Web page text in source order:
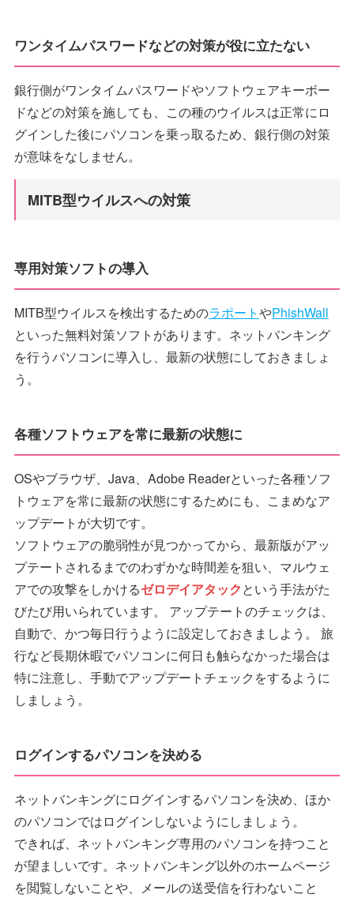
ワンタイムパスワードなどの対策が役に立たない
銀行側がワンタイムパスワードやソフトウェアキーボー
ドなどの対策を施しても、この種のウイルスは正常にロ
グインした後にパソコンを乗っ取るため、銀行側の対策
が意味をなしません。
MITB型ウイルスへの対策
専用対策ソフトの導入
MITB型ウイルスを検出するためのラポートやPhishWall
といった無料対策ソフトがあります。ネットバンキング
を行うパソコンに導入し、最新の状態にしておきましょ
う。
各種ソフトウェアを常に最新の状態に
OSやブラウザ、Java、Adobe Readerといった各種ソフ
トウェアを常に最新の状態にするためにも、こまめなア
ップデートが大切です。
ソフトウェアの脆弱性が見つかってから、最新版がアッ
プテートされるまでのわずかな時間差を狙い、マルウェ
アでの攻撃をしかけるゼロデイアタックという手法がた
びたび用いられています。 アップテートのチェックは、
自動で、かつ毎日行うように設定しておきましよう。 旅
行など長期休暇でパソコンに何日も触らなかった場合は
特に注意し、手動でアップデートチェックをするように
しましょう。
ログインするパソコンを決める
ネットバンキングにログインするパソコンを決め、ほか
のパソコンではログインしないようにしましょう。
できれば、ネットバンキング専用のパソコンを持つこと
が望ましいです。ネットバンキング以外のホームページ
を閲覧しないことや、メールの送受信を行わないこと